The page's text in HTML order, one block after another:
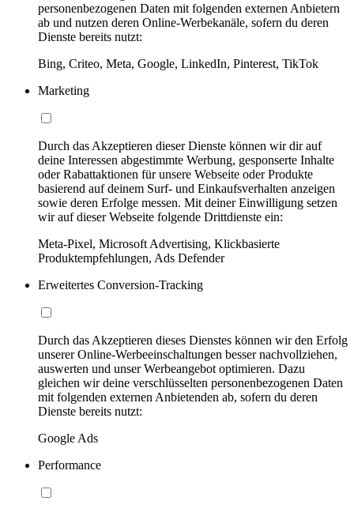
personenbezogenen Daten mit folgenden externen Anbietern
ab und nutzen deren Online-Werbekanäle, sofern du deren
Dienste bereits nutzt:
Bing, Criteo, Meta, Google, LinkedIn, Pinterest, TikTok
Marketing
Durch das Akzeptieren dieser Dienste können wir dir auf
deine Interessen abgestimmte Werbung, gesponserte Inhalte
oder Rabattaktionen für unsere Webseite oder Produkte
basierend auf deinem Surf- und Einkaufsverhalten anzeigen
sowie deren Erfolge messen. Mit deiner Einwilligung setzen
wir auf dieser Webseite folgende Drittdienste ein:
Meta-Pixel, Microsoft Advertising, Klickbasierte
Produktempfehlungen, Ads Defender
Erweitertes Conversion-Tracking
Durch das Akzeptieren dieses Dienstes können wir den Erfolg
unserer Online-Werbeeinschaltungen besser nachvollziehen,
auswerten und unser Werbeangebot optimieren. Dazu
gleichen wir deine verschlüsselten personenbezogenen Daten
mit folgenden externen Anbietenden ab, sofern du deren
Dienste bereits nutzt:
Google Ads
Performance